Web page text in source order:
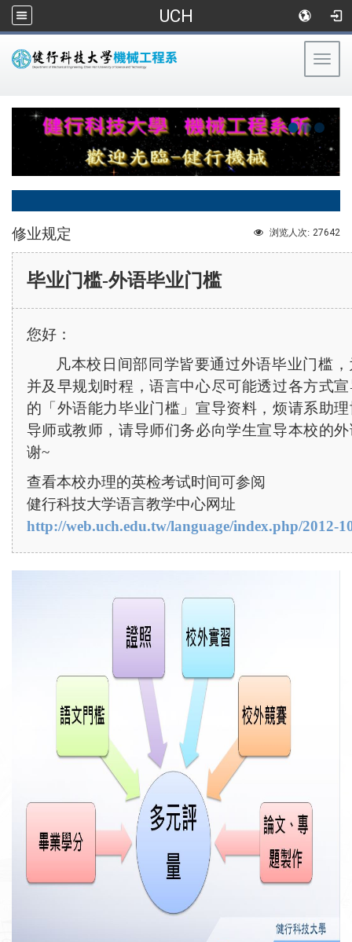
UCH
浏览人次: 27642
修业规定
毕业门槛-外语毕业门槛
您好：
凡本校日间部同学皆要通过外语毕业门槛
并及早规划时程，语言中心尽可能透过各方式
的「外语能力毕业门槛」宣导资料，烦请系助
导师或教师，请导师们务必向学生宣导本校的
谢~
查看本校办理的英检考试时间可参阅
健行科技大学语言教学中心网址
http://web.uch.edu.tw/language/index.php/2012-